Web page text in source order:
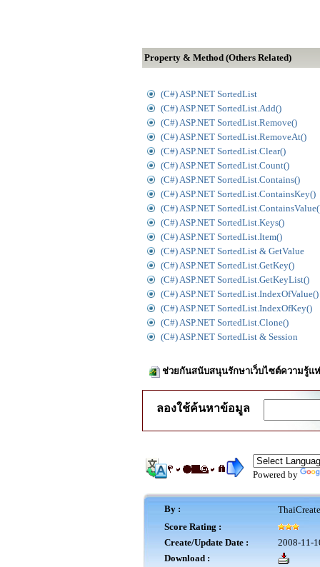
Property & Method (Others Related)
(C#) ASP.NET SortedList
(C#) ASP.NET SortedList.Add()
(C#) ASP.NET SortedList.Remove()
(C#) ASP.NET SortedList.RemoveAt()
(C#) ASP.NET SortedList.Clear()
(C#) ASP.NET SortedList.Count()
(C#) ASP.NET SortedList.Contains()
(C#) ASP.NET SortedList.ContainsKey()
(C#) ASP.NET
(C#) ASP.NET SortedList.Keys()
(C#) ASP.NET SortedList.Item()
(C#) ASP.NET SortedList & GetValue
(C#) ASP.NET SortedList.GetKey()
(C#) ASP.NET SortedList.GetKeyList()
(C#) ASP.NET SortedList.IndexOfValue()
(C#) ASP.NET SortedList.IndexOfKey()
(C#) ASP.NET SortedList.Clone()
(C#) ASP.NET SortedList & Session
ช่วยกันสนับสนุนรักษาเว็บไซต์ความรู้แ
ลองใช้ค้นหาข้อมูล
Powered by
By :
Score Rating :
Create/Update Date :
2008-11-
Download :